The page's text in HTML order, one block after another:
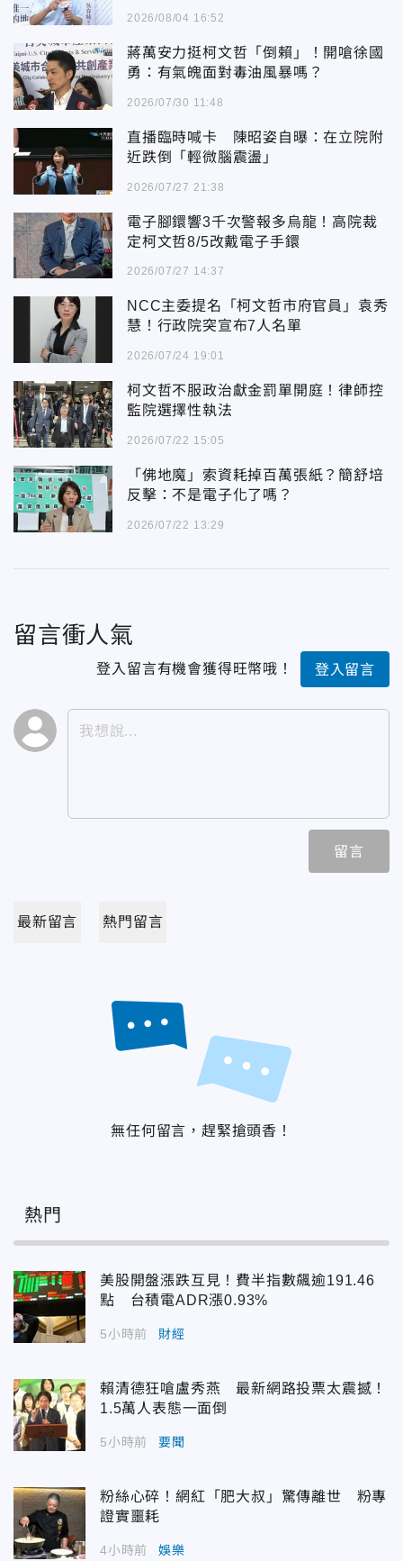
2026/08/04 16:52
蔣萬安力挺柯文哲「倒賴」！開嗆徐國
勇：有氣魄面對毒油風暴嗎？
2026/07/30 11:48
直播臨時喊卡 陳昭姿自曝：在立院附
近跌倒「輕微腦震盪」
2026/07/27 21:38
電子腳鐶響3千次警報多烏龍！高院裁
定柯文哲8/5改戴電子手鐶
2026/07/27 14:37
NCC主委提名「柯文哲市府官員」袁秀
慧！行政院突宣布7人名單
2026/07/24 19:01
柯文哲不服政治獻金罰單開庭！律師控
監院選擇性執法
2026/07/22 15:05
「佛地魔」索資耗掉百萬張紙？簡舒培
反擊：不是電子化了嗎？
2026/07/22 13:29
留言衝人氣
登入留言有機會獲得旺幣哦！ 登入留言
留言
最新留言 熱門留言
無任何留言，趕緊搶頭香！
熱門
美股開盤漲跌互見！費半指數飆逾191.46
點 台積電ADR漲0.93%
5小時前 財經
賴清德狂嗆盧秀燕 最新網路投票太震撼！
1.5萬人表態一面倒
5小時前 要聞
粉絲心碎！網紅「肥大叔」驚傳離世 粉專
證實噩耗
4小時前 娛樂